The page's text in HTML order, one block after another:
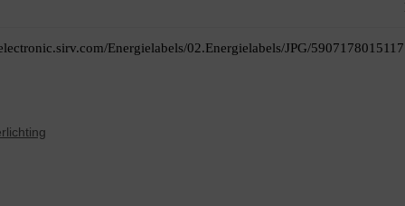
Energielabels/02.Energielabels/JPG/